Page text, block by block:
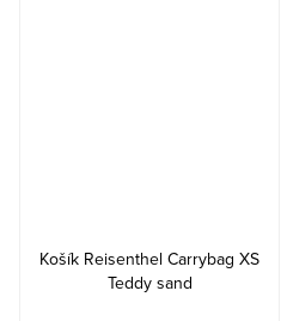
Košík Reisenthel Carrybag XS
Teddy sand